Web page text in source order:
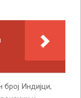
Индијци,